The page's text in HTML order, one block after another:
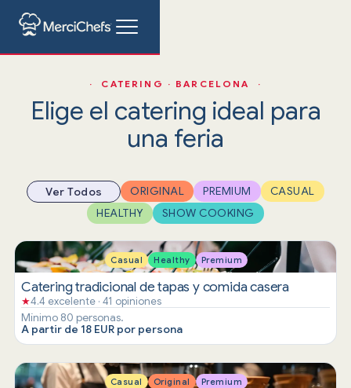
· CATERING · BARCELONA ·
Elige el catering ideal para
una feria
Ver Todos ORIGINAL PREMIUM
CASUAL
HEALTHY
SHOW COOKING
Casual Healthy Premium
Catering tradicional de tapas y comida casera
★4.4 excelente · 41 opiniones
Mínimo 80 personas.
A partir de 18 EUR por persona
Casual Original Premium